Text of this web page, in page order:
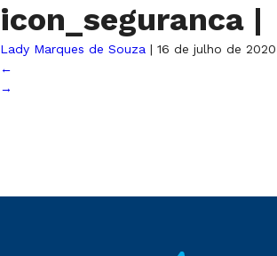
icon_seguranca |
Lady Marques de Souza | 16 de julho de 2020
←
→